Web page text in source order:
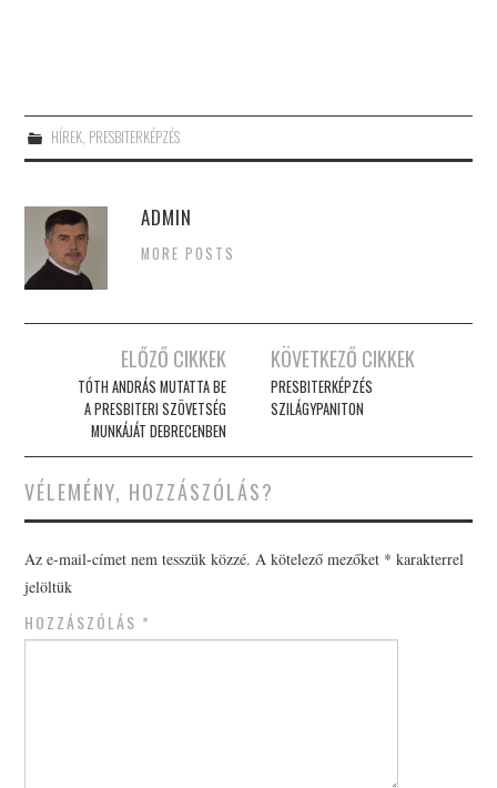
HÍREK, PRESBITERKÉPZÉS
ADMIN
MORE POSTS
navigation
ELŐZŐ CIKKEK
TÓTH ANDRÁS MUTATTA BE
A PRESBITERI SZÖVETSÉG
MUNKÁJÁT DEBRECENBEN
KÖVETKEZŐ CIKKEK
PRESBITERKÉPZÉS
SZILÁGYPANITON
VÉLEMÉNY, HOZZÁSZÓLÁS?
Az e-mail-címet nem tesszük közzé. A kötelező mezőket * karakterrel
jelöltük
HOZZÁSZÓLÁS *